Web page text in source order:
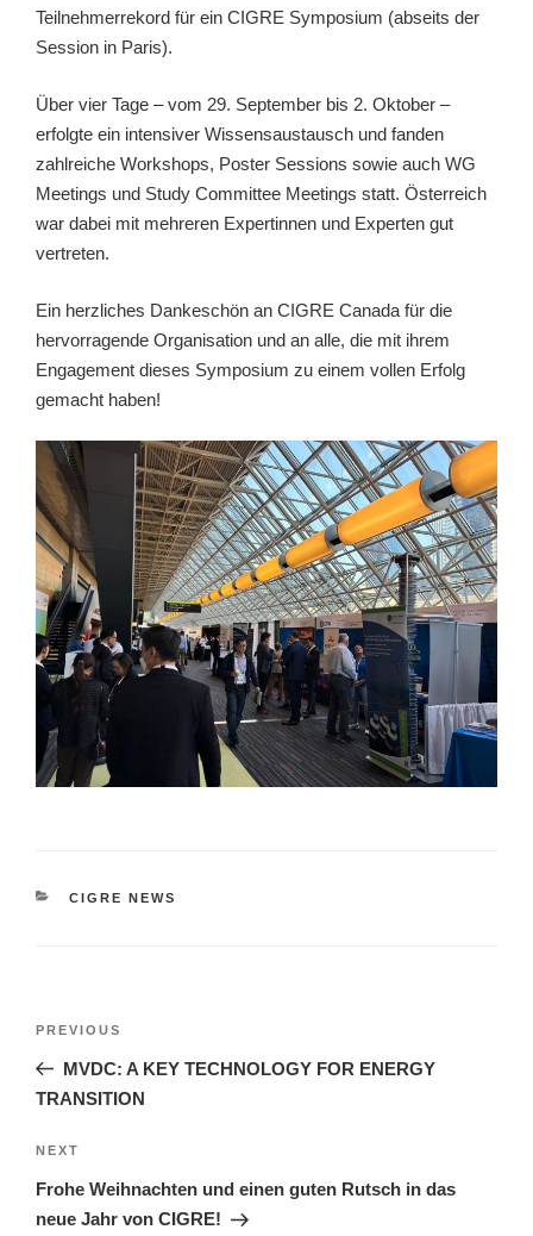
Teilnehmerrekord für ein CIGRE Symposium (abseits der
Session in Paris).
Über vier Tage – vom 29. September bis 2. Oktober –
erfolgte ein intensiver Wissensaustausch und fanden
zahlreiche Workshops, Poster Sessions sowie auch WG
Meetings und Study Committee Meetings statt. Österreich
war dabei mit mehreren Expertinnen und Experten gut
vertreten.
Ein herzliches Dankeschön an CIGRE Canada für die
hervorragende Organisation und an alle, die mit ihrem
Engagement dieses Symposium zu einem vollen Erfolg
gemacht haben!
CATEGORIES
CIGRE NEWS
Previous
Post
PREVIOUS
MVDC: A KEY TECHNOLOGY FOR ENERGY
TRANSITION
Next
Post
NEXT
Frohe Weihnachten und einen guten Rutsch in das
neue Jahr von CIGRE!